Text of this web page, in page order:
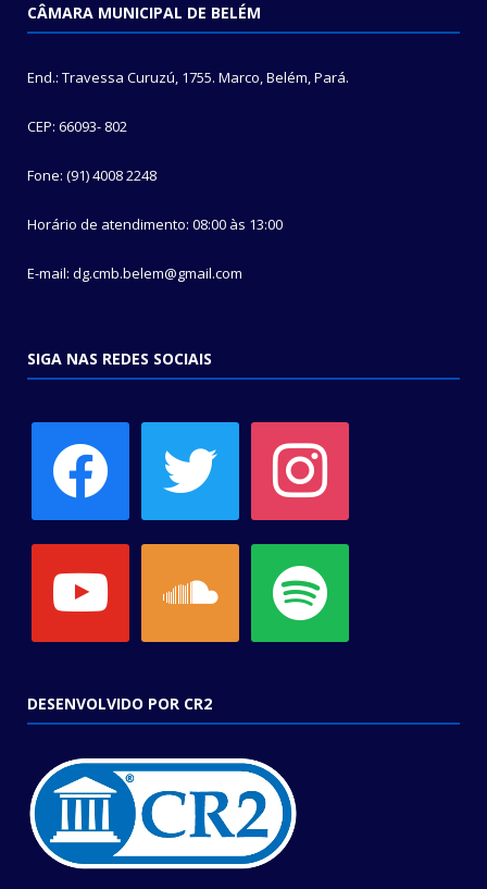
CÂMARA MUNICIPAL DE BELÉM
End.: Travessa Curuzú, 1755. Marco, Belém, Pará.
CEP: 66093- 802
Fone: (91) 4008 2248
Horário de atendimento: 08:00 às 13:00
E-mail: dg.cmb.belem@gmail.com
SIGA NAS REDES SOCIAIS
DESENVOLVIDO POR CR2